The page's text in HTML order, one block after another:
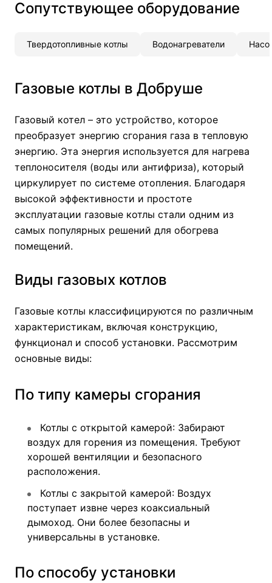
Сопутствующее оборудование
Твердотопливные котлы Водонагреватели
Газовые котлы в Добруше
Газовый котел – это устройство, которое
преобразует энергию сгорания газа в тепловую
энергию. Эта энергия используется для нагрева
теплоносителя (воды или антифриза), который
циркулирует по системе отопления. Благодаря
высокой эффективности и простоте
эксплуатации газовые котлы стали одним из
самых популярных решений для обогрева
помещений.
Виды газовых котлов
Газовые котлы классифицируются по различным
характеристикам, включая конструкцию,
функционал и способ установки. Рассмотрим
основные виды:
По типу камеры сгорания
Котлы с открытой камерой: Забирают
воздух для горения из помещения. Требуют
хорошей вентиляции и безопасного
расположения.
Котлы с закрытой камерой: Воздух
поступает извне через коаксиальный
дымоход. Они более безопасны и
универсальны в установке.
По способу установки